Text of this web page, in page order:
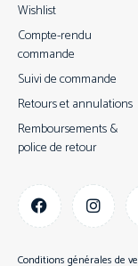
Conditions générales de
Wishlist
Compte-rendu
commande
Suivi de commande
Retours et annulations
Remboursements &
police de retour